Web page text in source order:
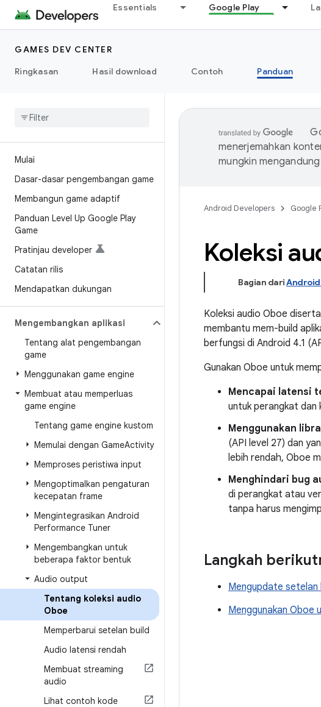
Essentials Google Play
GAMES DEV CENTER
Ringkasan
Hasil download Contoh Panduan
Mulai
Dasar-dasar pengembangan game
Membangun game adaptif
Panduan Level Up Google Play
Game
Pratinjau developer
Catatan rilis
Mendapatkan dukungan
Mengembangkan aplikasi
Tentang alat pengembangan
game
Menggunakan game engine
Membuat atau memperluas
game engine
Tentang game engine kustom
Memulai dengan GameActivity
Memproses peristiwa input
Mengoptimalkan pengaturan
kecepatan frame
Mengintegrasikan Android
Performance Tuner
Mengembangkan untuk
beberapa faktor bentuk
Audio output
Tentang koleksi audio
Oboe
Memperbarui setelan build
Audio latensi rendah
Membuat streaming
audio
Lihat contoh kode
menerjemahkan
mungkin
Android Developers Google
Koleksi
Bagian dariAndroid
Koleksi audio Oboe
membantu mem-build
berfungsi di Android 4.1
Gunakan Oboe untuk
Mencapai latensi
untuk perangkat
Menggunakan
(API level 27) dan
lebih rendah, Oboe
Menghindari bug
di perangkat atau
tanpa harus
Langkah
Mengupdate setelan
Menggunakan Oboe